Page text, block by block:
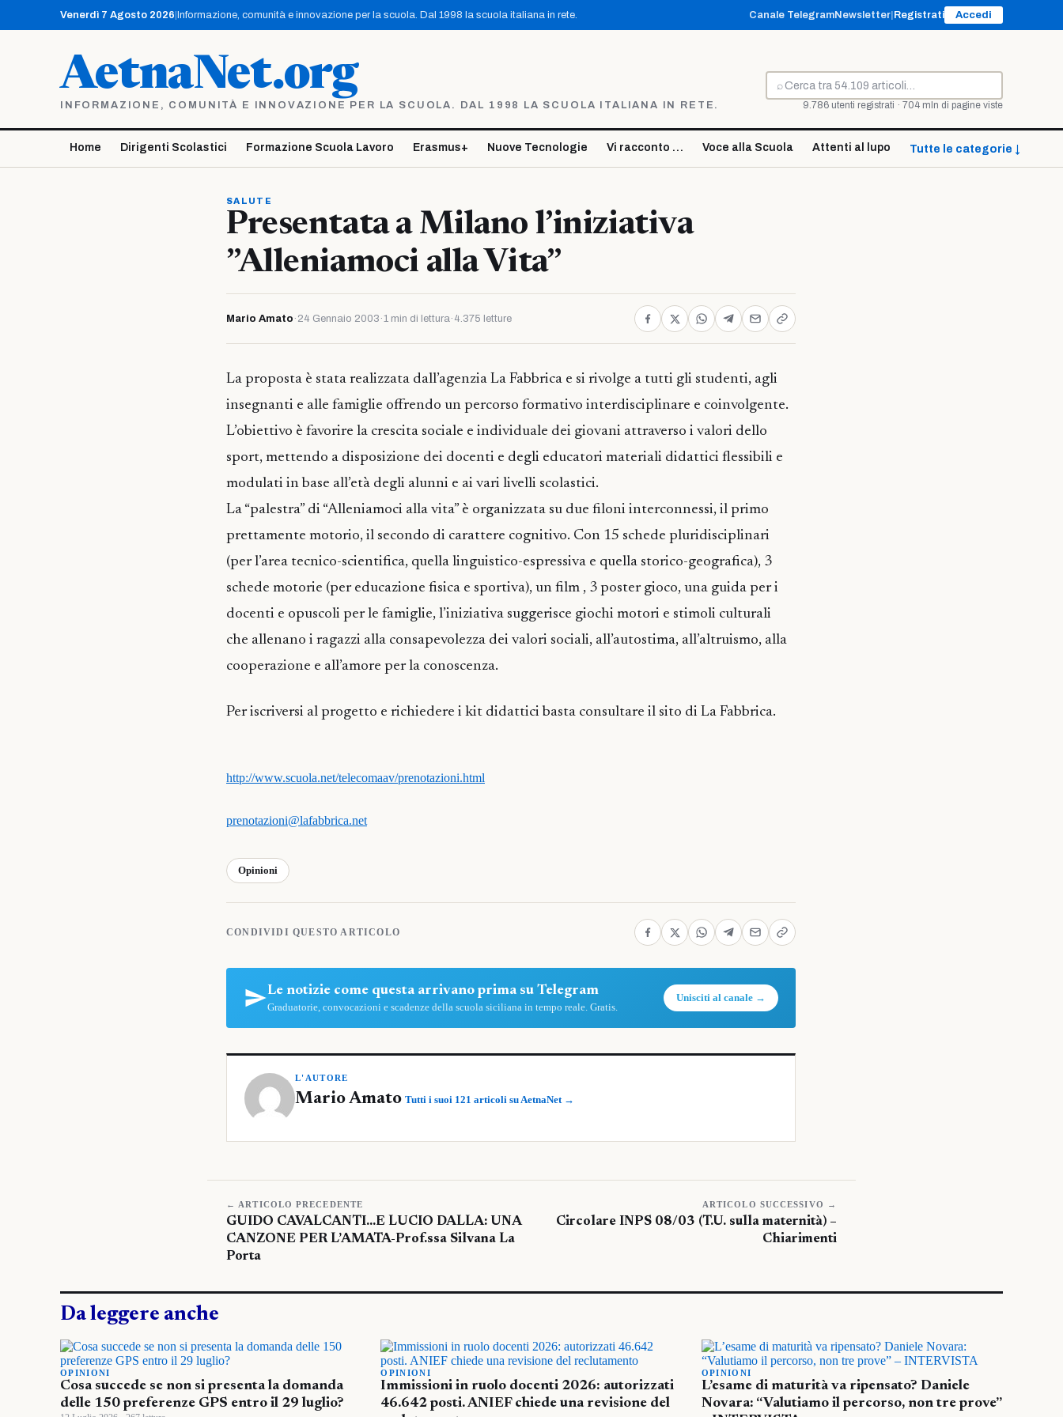
contenuto
Venerdì 7 Agosto 2026 Informazione, comunità e innovazione per la scuola. Dal 1998 la scuola italiana in rete. Canale TelegramNewsletter Registrati Accedi
AetnaNet.org
INFORMAZIONE, COMUNITÀ E INNOVAZIONE PER LA SCUOLA. DAL 1998 LA SCUOLA ITALIANA IN RETE.
⌕
Cerca
9.786 utenti registrati · 704 mln di pagine viste
Home Dirigenti Scolastici Formazione Scuola Lavoro Erasmus+ Nuove Tecnologie Vi racconto … Voce alla Scuola Attenti al lupo Tutte le categorie ↓
SALUTE
Presentata a Milano l’iniziativa
”Alleniamoci alla Vita”
Mario Amato · 24 Gennaio 2003 ·1 min di lettura· 4.375 letture
La proposta è stata realizzata dall’agenzia La Fabbrica e si rivolge a tutti gli studenti, agli
insegnanti e alle famiglie offrendo un percorso formativo interdisciplinare e coinvolgente.
L’obiettivo è favorire la crescita sociale e individuale dei giovani attraverso i valori dello
sport, mettendo a disposizione dei docenti e degli educatori materiali didattici flessibili e
modulati in base all’età degli alunni e ai vari livelli scolastici.
La “palestra” di “Alleniamoci alla vita” è organizzata su due filoni interconnessi, il primo
prettamente motorio, il secondo di carattere cognitivo. Con 15 schede pluridisciplinari
(per l’area tecnico-scientifica, quella linguistico-espressiva e quella storico-geografica), 3
schede motorie (per educazione fisica e sportiva), un film , 3 poster gioco, una guida per i
docenti e opuscoli per le famiglie, l’iniziativa suggerisce giochi motori e stimoli culturali
che allenano i ragazzi alla consapevolezza dei valori sociali, all’autostima, all’altruismo, alla
cooperazione e all’amore per la conoscenza.
Per iscriversi al progetto e richiedere i kit didattici basta consultare il sito di La Fabbrica.
http://www.scuola.net/telecomaav/prenotazioni.html
prenotazioni@lafabbrica.net
Opinioni
CONDIVIDI QUESTO ARTICOLO
Le notizie come questa arrivano prima su Telegram
Graduatorie, convocazioni e scadenze della scuola siciliana in tempo reale. Gratis.
Unisciti al canale →
L'AUTORE
Mario Amato Tutti i suoi 121 articoli su AetnaNet →
← ARTICOLO PRECEDENTE
GUIDO CAVALCANTI…E LUCIO DALLA: UNA
CANZONE PER L’AMATA-Prof.ssa Silvana La
Porta
ARTICOLO SUCCESSIVO →
Circolare INPS 08/03 (T.U. sulla maternità) –
Chiarimenti
Da leggere anche
OPINIONI
Cosa succede se non si presenta la domanda
delle 150 preferenze GPS entro il 29 luglio?
OPINIONI
Immissioni in ruolo docenti 2026: autorizzati
46.642 posti. ANIEF chiede una revisione del
OPINIONI
L’esame di maturità va ripensato? Daniele
Novara: “Valutiamo il percorso, non tre prove”